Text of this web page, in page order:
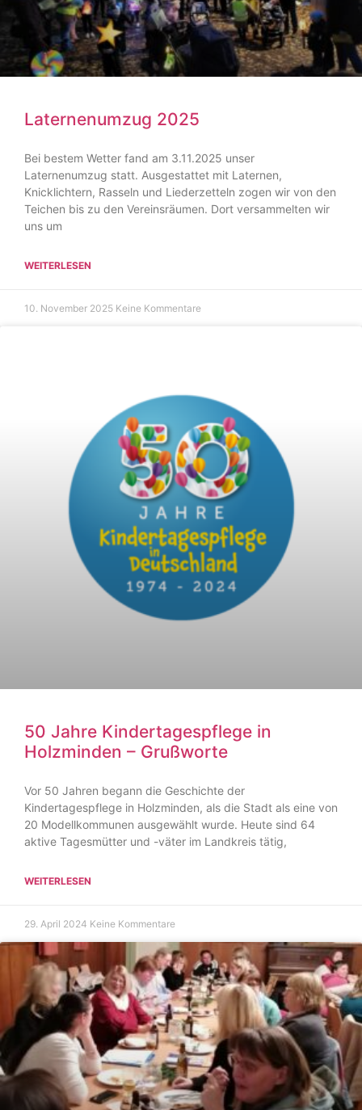
Laternenumzug 2025
Bei bestem Wetter fand am 3.11.2025 unser
Laternenumzug statt. Ausgestattet mit Laternen,
Knicklichtern, Rasseln und Liederzetteln zogen wir von den
Teichen bis zu den Vereinsräumen. Dort versammelten wir
uns um
WEITERLESEN
10. November 2025 Keine Kommentare
50 Jahre Kindertagespflege in
Holzminden – Grußworte
Vor 50 Jahren begann die Geschichte der
Kindertagespflege in Holzminden, als die Stadt als eine von
20 Modellkommunen ausgewählt wurde. Heute sind 64
aktive Tagesmütter und -väter im Landkreis tätig,
WEITERLESEN
29. April 2024 Keine Kommentare